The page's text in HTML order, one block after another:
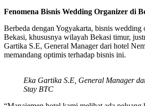
Fenomena Bisnis Wedding Organizer di
Berbeda dengan Yogyakarta, bisnis wedding
Bekasi, khususnya wilayah Bekasi timur,
Gartika S.E, General Manager dari hotel
memandang optimis terhadap bisnis ini.
Eka Gartika S.E, General Manager
Stay BTC